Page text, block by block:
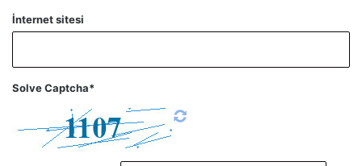
İnternet sitesi
Solve Captcha*